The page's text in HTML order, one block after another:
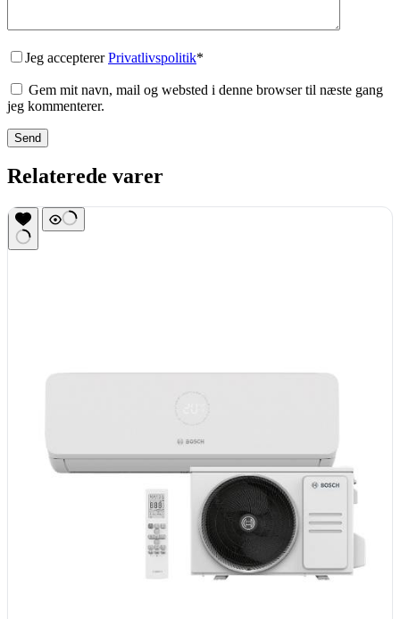
Jeg acceptererPrivatlivspolitik*
Gem mit navn, mail og websted i denne browser til næste gang
jeg kommenterer.
Send
Relaterede varer